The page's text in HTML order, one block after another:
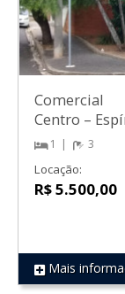
REF 588
Comercial
Centro –
1 3
Locação:
R$ 5.500,00
Mais